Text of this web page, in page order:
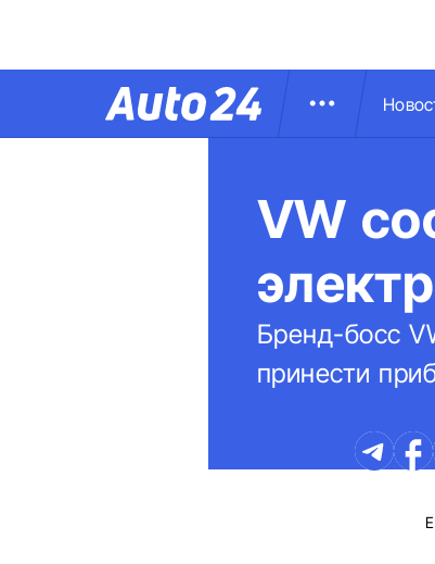
VW
Бренд-босс
принести